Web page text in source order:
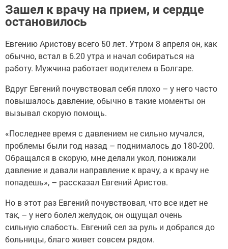
Зашел к врачу на прием, и сердце
остановилось
Евгению Аристову всего 50 лет. Утром 8 апреля он, как
обычно, встал в 6.20 утра и начал собираться на
работу. Мужчина работает водителем в Болгаре.
Вдруг Евгений почувствовал себя плохо – у него часто
повышалось давление, обычно в такие моменты он
вызывал скорую помощь.
«Последнее время с давлением не сильно мучался,
проблемы были год назад – поднималось до 180-200.
Обращался в скорую, мне делали укол, понижали
давление и давали направление к врачу, а к врачу не
попадешь», – рассказал Евгений Аристов.
Но в этот раз Евгений почувствовал, что все идет не
так, – у него болел желудок, он ощущал очень
сильную слабость. Евгений сел за руль и добрался до
больницы, благо живет совсем рядом.